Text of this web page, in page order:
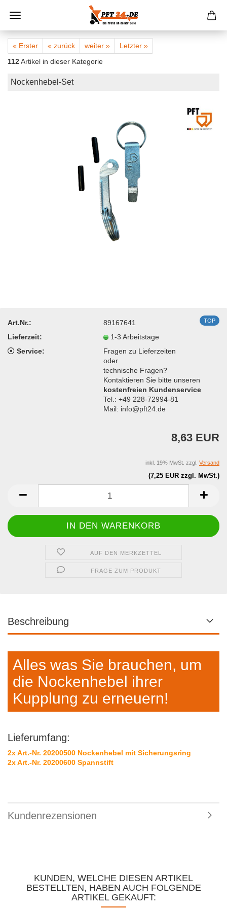
« Erster « zurück weiter »
Letzter »
112Artikel in dieser Kategorie
Nockenhebel-Set
TOP
Art.Nr.:
89167641
Lieferzeit:
1-3 Arbeitstage
Service:
Fragen zu Lieferzeiten
oder
technische Fragen?
Kontaktieren Sie bitte unseren
kostenfreien Kundenservice
Tel.: +49 228-72994-81
Mail: info@pft24.de
8,63 EUR
(7,25 EUR zzgl. MwSt.)
inkl. 19% MwSt. zzgl. Versand
AUF DEN MERKZETTEL
FRAGE ZUM PRODUKT
Beschreibung
Alles was Sie brauchen, um
die Nockenhebel ihrer
Kupplung zu erneuern!
Lieferumfang:
2x Art.-Nr. 20200500 Nockenhebel mit Sicherungsring
2x Art.-Nr. 20200600 Spannstift
Kundenrezensionen
KUNDEN, WELCHE DIESEN ARTIKEL
BESTELLTEN, HABEN AUCH FOLGENDE
ARTIKEL GEKAUFT: